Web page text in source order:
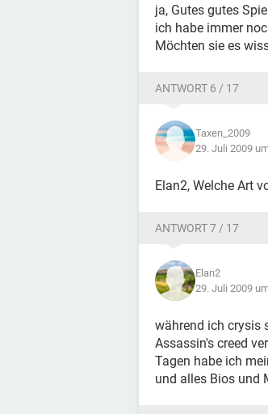
ja, Gutes gutes
ich habe immer
Möchten sie es
ANTWORT 6 / 17
Taxen_2009
29. Juli 2009
Elan2, Welche Art
ANTWORT 7 / 17
Elan2
29. Juli 2009
während ich crysis
Assassin's creed
Tagen habe ich
und alles Bios und